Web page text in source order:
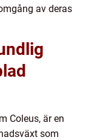
av deras
Coleus, är en
som